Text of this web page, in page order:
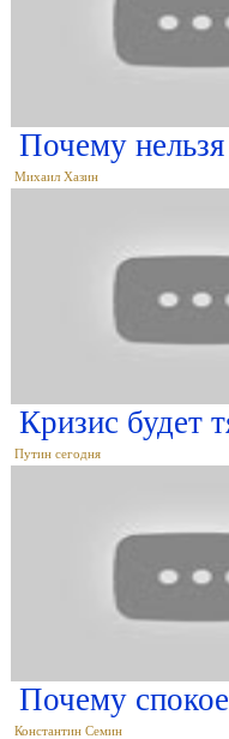
Почему
Михаил Хазин
Кризис будет
Путин сегодня
Почему
Константин Семин